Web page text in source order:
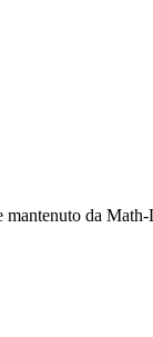
mantenuto da